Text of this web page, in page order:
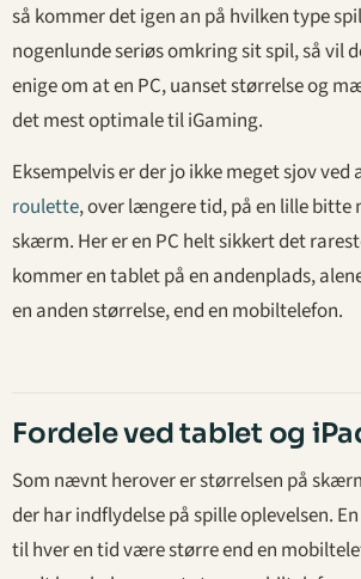
så kommer det igen an på hvilken type
nogenlunde seriøs omkring sit spil, så vil
enige om at en PC, uanset størrelse og
det mest optimale til iGaming.
Eksempelvis er der jo ikke meget sjov ved
roulette, over længere tid, på en lille bitte
skærm. Her er en PC helt sikkert det
kommer en tablet på en andenplads,
en anden størrelse, end en mobiltelefon.
Fordele ved tablet og
Som nævnt herover er størrelsen på
der har indflydelse på spille oplevelsen.
til hver en tid være større end en